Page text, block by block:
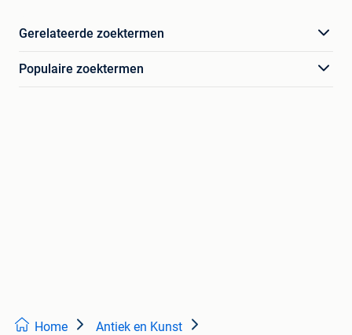
Gerelateerde zoektermen
Populaire zoektermen
Home Antiek en Kunst